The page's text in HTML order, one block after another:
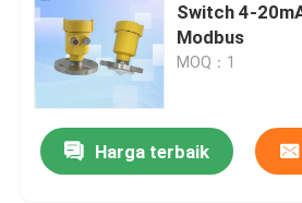
Switch 4-
Modbus
MOQ：1
Harga terbaik